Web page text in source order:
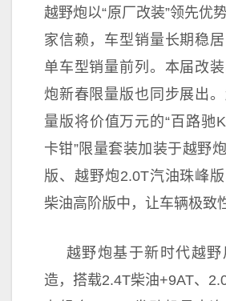
越野炮以“原厂改装”领先优
家信赖，车型销量长期稳居
单车型销量前列。本届改
炮新春限量版也同步展出
量版将价值万元的“百路驰
卡钳”限量套装加装于越野
版、越野炮2.0T汽油珠峰
柴油高阶版中，让车辆极致
越野炮基于新时代越野
造，搭载2.4T柴油+9AT、